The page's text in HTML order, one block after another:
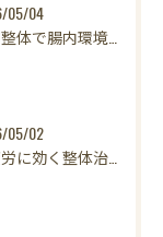
05/04
05/02